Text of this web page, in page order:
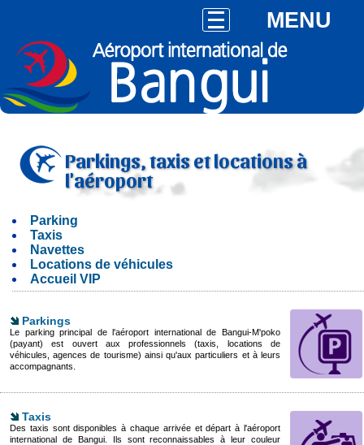
MENU
Parkings, taxis et locations à
l'aéroport
Parking
Taxis
Navettes
Locations de véhicules
Accueil VIP
Parkings
Le parking principal de l'aéroport international de Bangui-M'poko
(payant) est ouvert aux professionnels (taxis, locations de
véhicules, agences de tourisme) ainsi qu'aux particuliers et à leurs
accompagnants.
Taxis
Des taxis sont disponibles à chaque arrivée et départ à l'aéroport
international de Bangui. Ils sont reconnaissables à leur couleur